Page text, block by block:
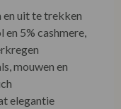
uit te trekken
en 5% cashmere,
mouwen en
elegantie